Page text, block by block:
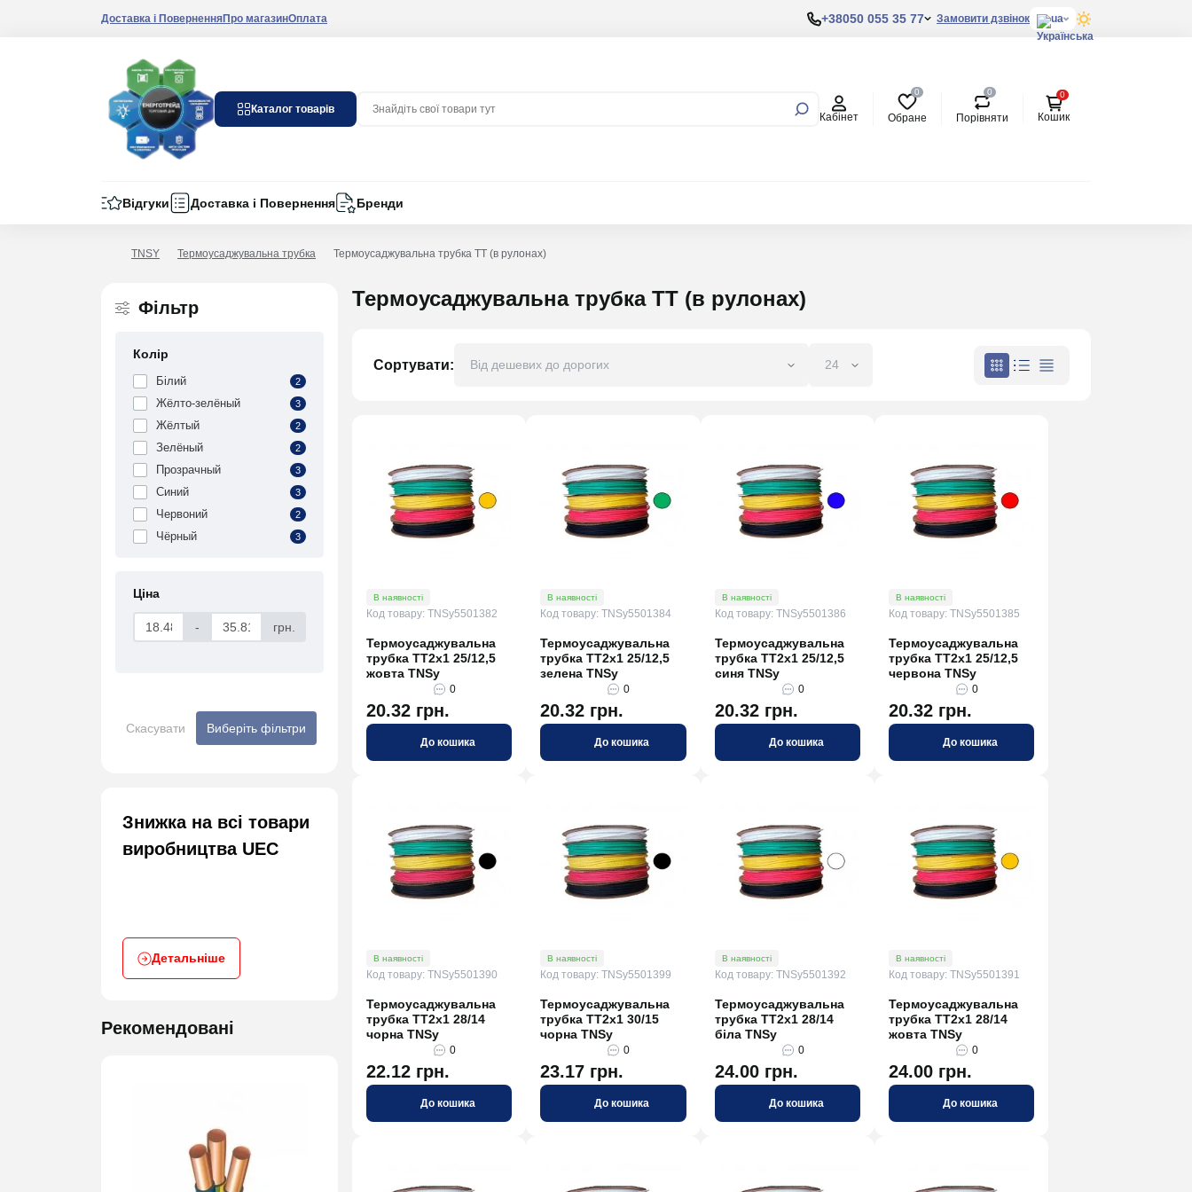
Доставка і ПоверненняПро магазинОплата +38050 055 35 77 Замовити дзвінок ua
Каталог товарів
Кабінет
0
Обране
0
Порівняти
0
Кошик
Відгуки Доставка і Повернення Бренди
TNSY Термоусаджувальна трубка Термоусаджувальна трубка ТТ (в рулонах)
Фільтр
Колір
Білий 2
Жёлто-зелёный 3
Жёлтый 2
Зелёный 2
Прозрачный 3
Синий 3
Червоний 2
Чёрный 3
Ціна
- грн.
Скасувати Виберіть фільтри
Знижка на всі товари
виробництва UEC
Детальніше
Рекомендовані
Термоусаджувальна трубка ТТ (в рулонах)
Сортувати:
В наявності
Код товару: TNSy5501382
Термоусаджувальна
трубка ТТ2х1 25/12,5
жовта TNSy
0
20.32 грн.
До кошика
В наявності
Код товару: TNSy5501384
Термоусаджувальна
трубка ТТ2х1 25/12,5
зелена TNSy
0
20.32 грн.
До кошика
В наявності
Код товару: TNSy5501386
Термоусаджувальна
трубка ТТ2х1 25/12,5
синя TNSy
0
20.32 грн.
До кошика
В наявності
Код товару: TNSy5501385
Термоусаджувальна
трубка ТТ2х1 25/12,5
червона TNSy
0
20.32 грн.
До кошика
В наявності
Код товару: TNSy5501390
Термоусаджувальна
трубка ТТ2х1 28/14
чорна TNSy
0
22.12 грн.
До кошика
В наявності
Код товару: TNSy5501399
Термоусаджувальна
трубка ТТ2х1 30/15
чорна TNSy
0
23.17 грн.
До кошика
В наявності
Код товару: TNSy5501392
Термоусаджувальна
трубка ТТ2х1 28/14
біла TNSy
0
24.00 грн.
До кошика
В наявності
Код товару: TNSy5501391
Термоусаджувальна
трубка ТТ2х1 28/14
жовта TNSy
0
24.00 грн.
До кошика